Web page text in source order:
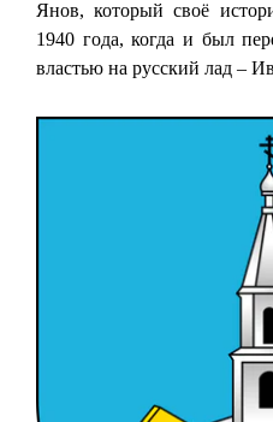
Янов, который своё
1940 года, когда и был
властью на русский лад –